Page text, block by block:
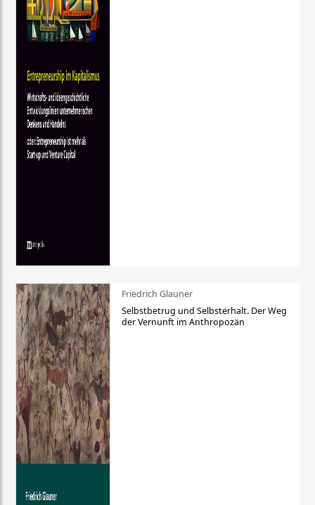
Friedrich Glauner
Selbstbetrug und Selbsterhalt. Der Weg
der Vernunft im Anthropozän